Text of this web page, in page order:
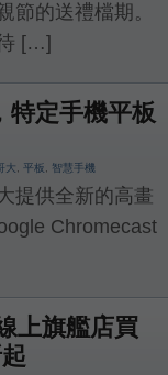
節的送禮檔期。
[…]
特定手機平板
大, 平板, 智慧手機
提供全新的高畫
Chromecast
上旗艦店買